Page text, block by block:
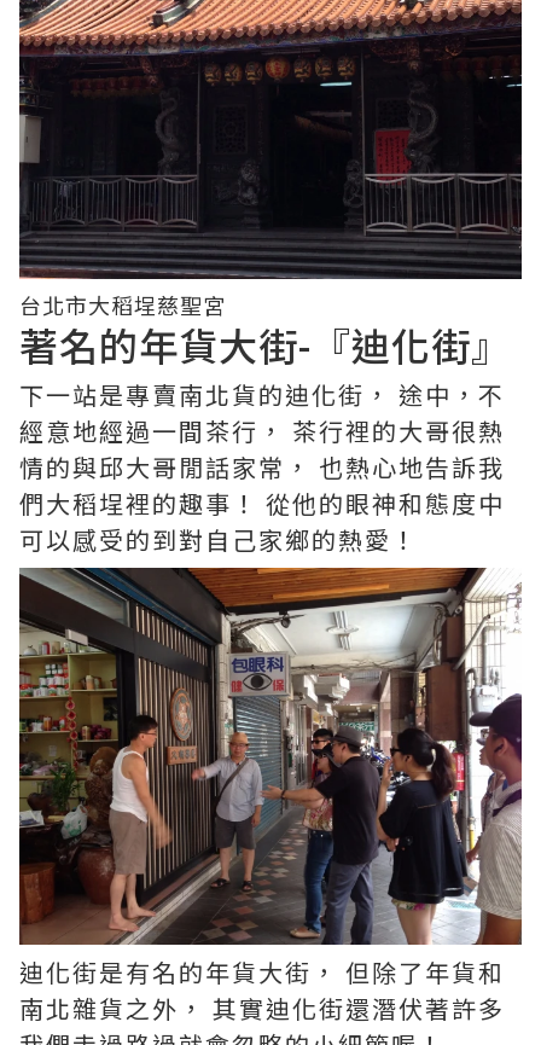
台北市大稻埕慈聖宮
著名的年貨大街-『迪化街』
下一站是專賣南北貨的迪化街， 途中，不
經意地經過一間茶行， 茶行裡的大哥很熱
情的與邱大哥閒話家常， 也熱心地告訴我
們大稻埕裡的趣事！ 從他的眼神和態度中
可以感受的到對自己家鄉的熱愛！
迪化街是有名的年貨大街， 但除了年貨和
南北雜貨之外， 其實迪化街還潛伏著許多